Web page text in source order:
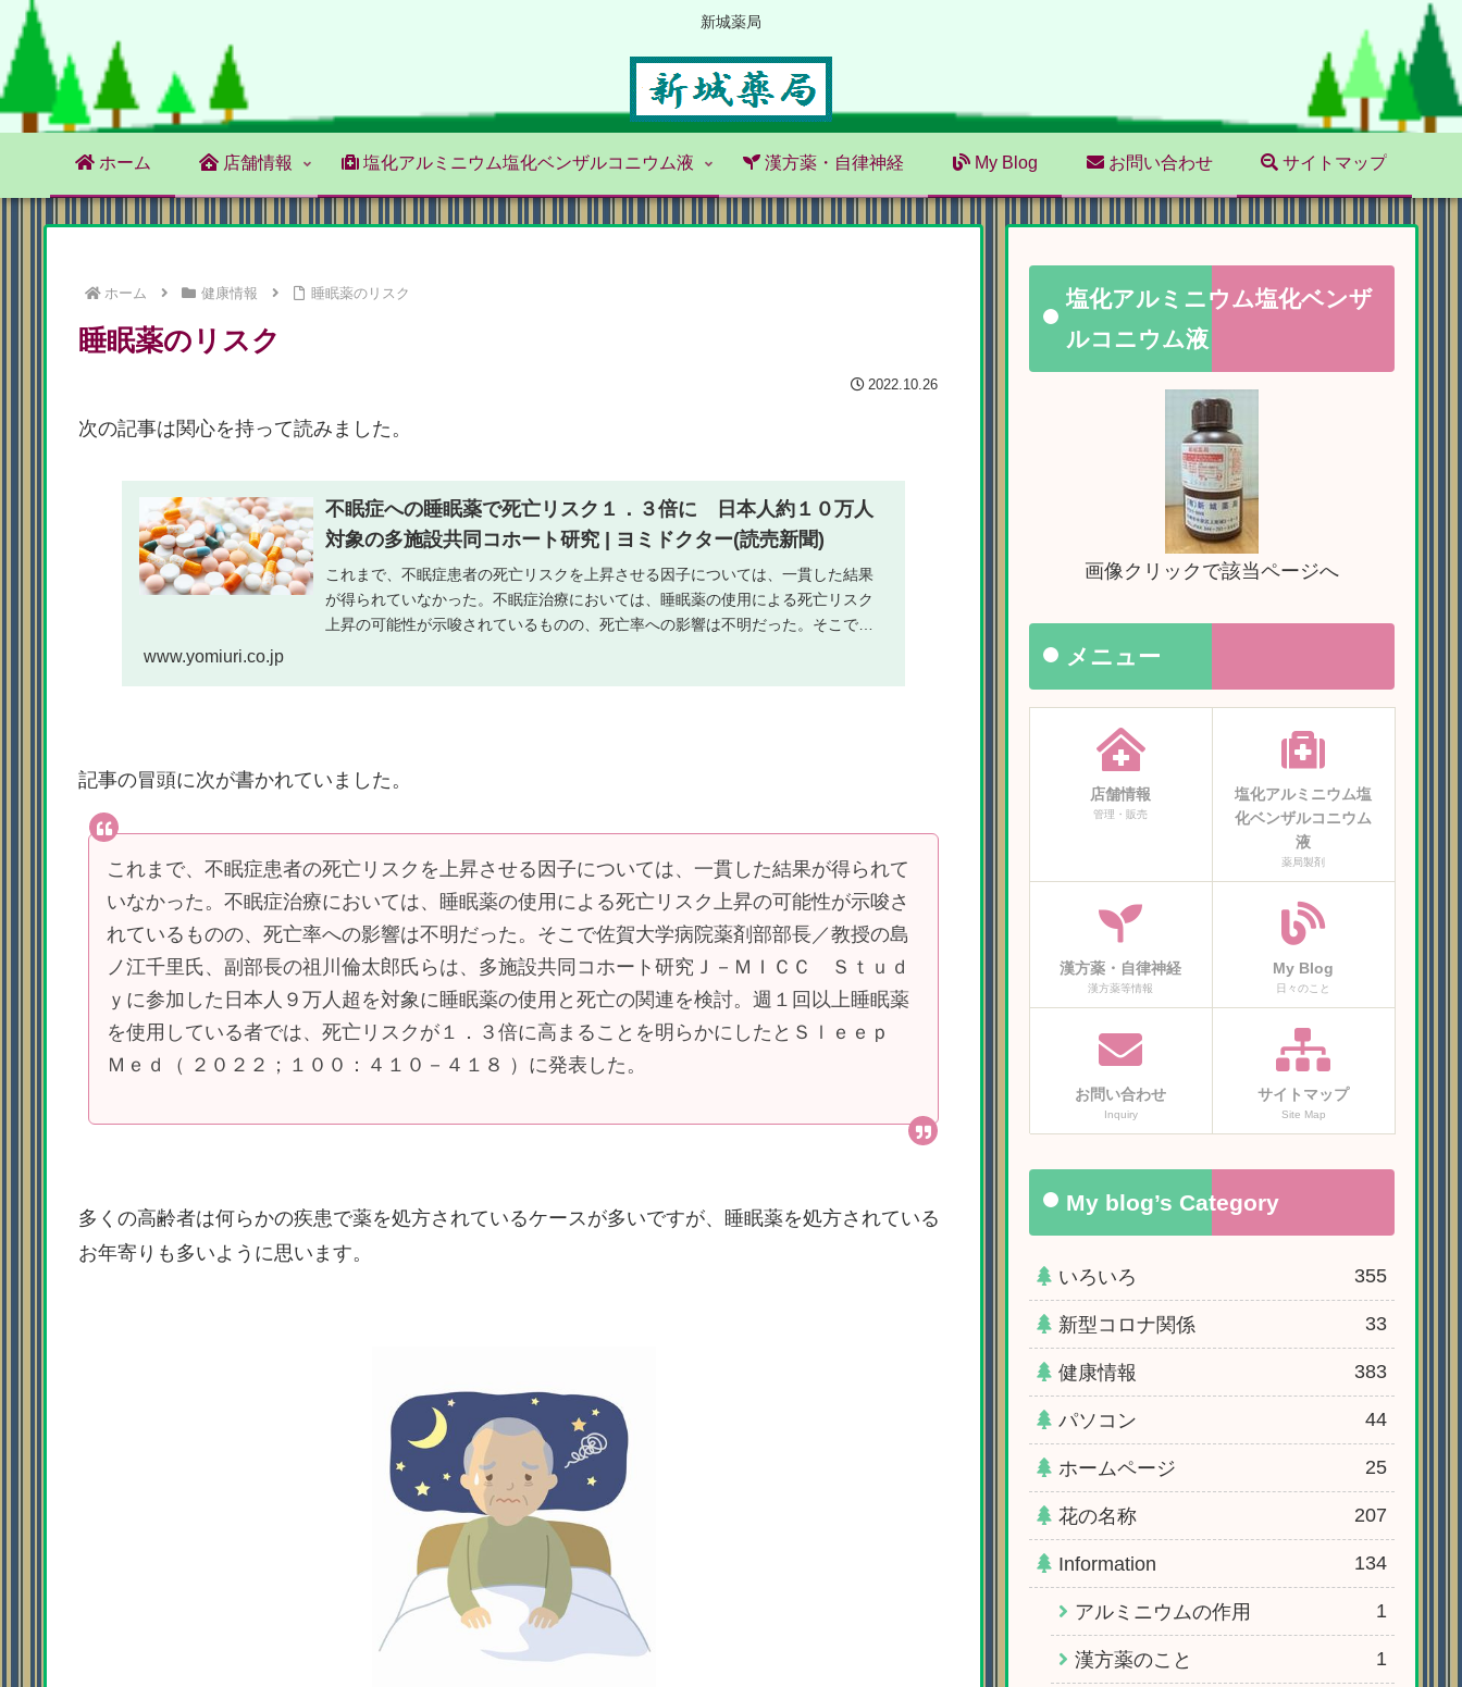
新城薬局
ホーム 店舗情報 塩化アルミニウム塩化ベンザルコニウム液 漢方薬・自律神経 My Blog お問い合わせ サイトマップ
ホーム 健康情報 睡眠薬のリスク
睡眠薬のリスク
2022.10.26
次の記事は関心を持って読みました。
不眠症への睡眠薬で死亡リスク１．３倍に 日本人約１０万人
対象の多施設共同コホート研究 | ヨミドクター(読売新聞)
これまで、不眠症患者の死亡リスクを上昇させる因子については、一貫した結果
が得られていなかった。不眠症治療においては、睡眠薬の使用による死亡リスク
上昇の可能性が示唆されているものの、死亡率への影響は不明だった。そこで佐
www.yomiuri.co.jp
記事の冒頭に次が書かれていました。
これまで、不眠症患者の死亡リスクを上昇させる因子については、一貫した結果が得られて
いなかった。不眠症治療においては、睡眠薬の使用による死亡リスク上昇の可能性が示唆さ
れているものの、死亡率への影響は不明だった。そこで佐賀大学病院薬剤部部長／教授の島
ノ江千里氏、副部長の祖川倫太郎氏らは、多施設共同コホート研究Ｊ－ＭＩＣＣ Ｓｔｕｄ
ｙに参加した日本人９万人超を対象に睡眠薬の使用と死亡の関連を検討。週１回以上睡眠薬
を使用している者では、死亡リスクが１．３倍に高まることを明らかにしたとＳｌｅｅｐ
Ｍｅｄ（ ２０２２；１００：４１０－４１８ ）に発表した。
多くの高齢者は何らかの疾患で薬を処方されているケースが多いですが、睡眠薬を処方されている
お年寄りも多いように思います。
塩化アルミニウム塩化ベンザ
ルコニウム液
画像クリックで該当ページへ
メニュー
店舗情報
管理・販売
塩化アルミニウム塩
化ベンザルコニウム
液
薬局製剤
漢方薬・自律神経
漢方薬等情報
My Blog
日々のこと
お問い合わせ
Inquiry
サイトマップ
Site Map
My blog’s Category
いろいろ 355
新型コロナ関係 33
健康情報 383
パソコン 44
ホームページ 25
花の名称 207
Information 134
アルミニウムの作用 1
漢方薬のこと 1